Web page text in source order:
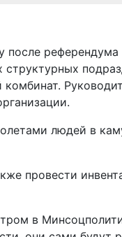
людей в
провести
в